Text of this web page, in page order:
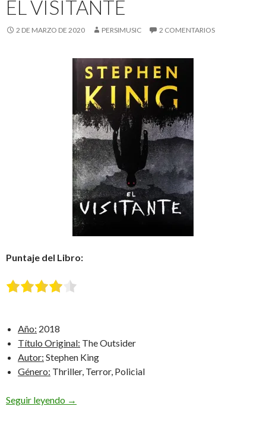
EL VISITANTE
2 DE MARZO DE 2020 PERSIMUSIC 2 COMENTARIOS
Puntaje del Libro:
Año: 2018
Título Original: The Outsider
Autor: Stephen King
Género: Thriller, Terror, Policial
Seguir leyendo El Visitante
→